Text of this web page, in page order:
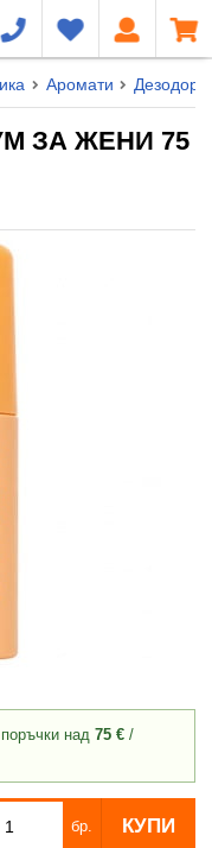
Аромати
ЗА ЖЕНИ 75
над 75 € /
бр. КУПИ